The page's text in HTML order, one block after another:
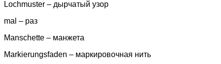
Lochmuster – дырчатый узор
mal – раз
Manschette – манжета
Markierungsfaden – маркировочная нить